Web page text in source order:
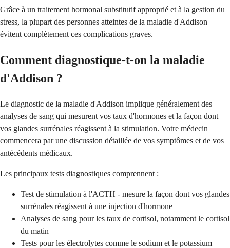
Grâce à un traitement hormonal substitutif approprié et à la gestion du
stress, la plupart des personnes atteintes de la maladie d'Addison
évitent complètement ces complications graves.
Comment diagnostique-t-on la maladie
d'Addison ?
Le diagnostic de la maladie d'Addison implique généralement des
analyses de sang qui mesurent vos taux d'hormones et la façon dont
vos glandes surrénales réagissent à la stimulation. Votre médecin
commencera par une discussion détaillée de vos symptômes et de vos
antécédents médicaux.
Les principaux tests diagnostiques comprennent :
Test de stimulation à l'ACTH - mesure la façon dont vos glandes
surrénales réagissent à une injection d'hormone
Analyses de sang pour les taux de cortisol, notamment le cortisol
du matin
Tests pour les électrolytes comme le sodium et le potassium